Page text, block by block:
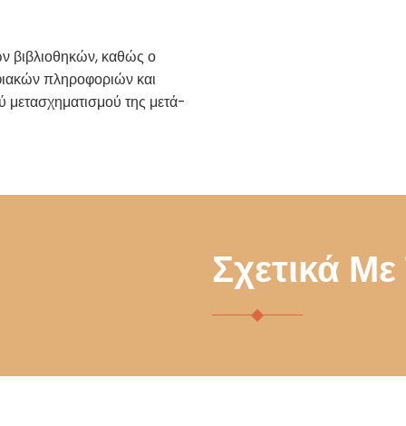
βιβλιοθηκών, καθώς ο
πληροφοριών και
της μετά-
Σχετικά